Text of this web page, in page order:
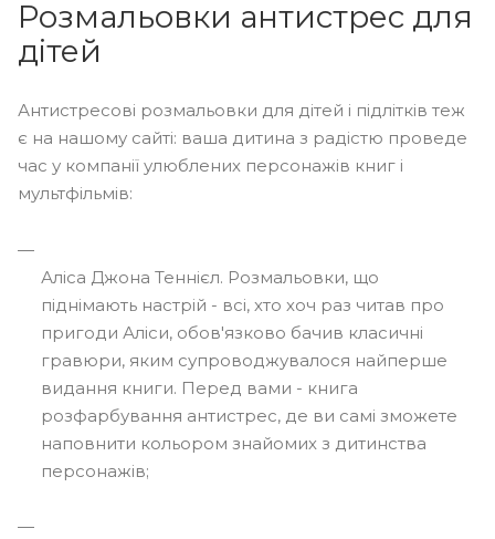
Розмальовки антистрес для
дітей
Антистресові розмальовки для дітей і підлітків теж
є на нашому сайті: ваша дитина з радістю проведе
час у компанії улюблених персонажів книг і
мультфільмів:
Аліса Джона Теннієл. Розмальовки, що
піднімають настрій - всі, хто хоч раз читав про
пригоди Аліси, обов'язково бачив класичні
гравюри, яким супроводжувалося найперше
видання книги. Перед вами - книга
розфарбування антистрес, де ви самі зможете
наповнити кольором знайомих з дитинства
персонажів;